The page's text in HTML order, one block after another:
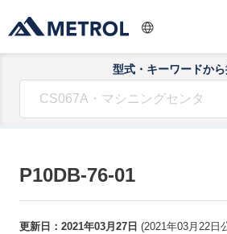
型式・キーワードか
P10DB-76-01
更新日： 2021年03月27日 (2021年03月22日